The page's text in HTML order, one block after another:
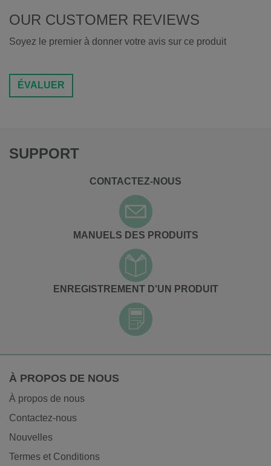
OUR CUSTOMER REVIEWS
Soyez le premier à donner votre avis sur ce produit
ÉVALUER
SUPPORT
CONTACTEZ-NOUS
MANUELS DES PRODUITS
ENREGISTREMENT D'UN PRODUIT
À PROPOS DE NOUS
À propos de nous
Contactez-nous
Nouvelles
Termes et Conditions